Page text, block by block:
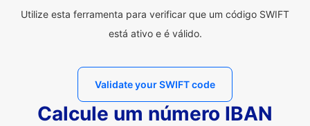
Utilize esta ferramenta para verificar que um código SWIFT
está ativo e é válido.
Validate your SWIFT code
Calcule um número IBAN